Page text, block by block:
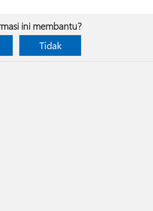
ini membantu?
Tidak